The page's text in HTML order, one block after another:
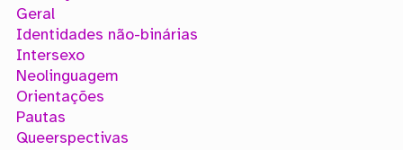
Geral
Identidades não-binárias
Intersexo
Neolinguagem
Orientações
Pautas
Queerspectivas